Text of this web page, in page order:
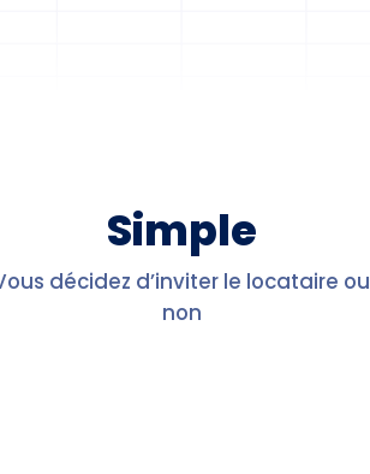
Simple
décidez d’inviter le locataire ou
non